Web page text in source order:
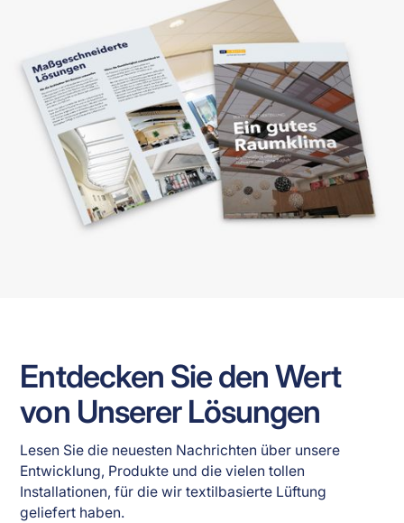
Entdecken Sie den Wert
von Unserer Lösungen
Lesen Sie die neuesten Nachrichten über unsere
Entwicklung, Produkte und die vielen tollen
Installationen, für die wir textilbasierte Lüftung
geliefert haben.